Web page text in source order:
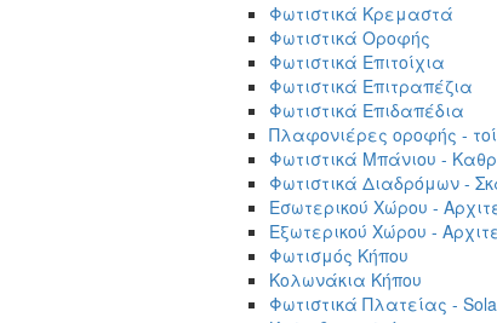
Φωτιστικά Κρεμαστά
Φωτιστικά Οροφής
Φωτιστικά Επιτοίχια
Φωτιστικά Επιτραπέζια
Φωτιστικά Επιδαπέδια
Πλαφονιέρες οροφής -
Φωτιστικά Μπάνιου -
Φωτιστικά Διαδρόμων -
Εσωτερικού Χώρου -
Εξωτερικού Χώρου -
Φωτισμός Κήπου
Κολωνάκια Κήπου
Φωτιστικά Πλατείας -